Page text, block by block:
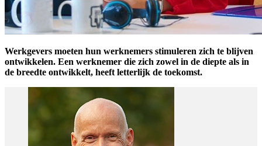
Werkgevers moeten hun werknemers stimuleren zich te blijven
ontwikkelen. Een werknemer die zich zowel in de diepte als in
de breedte ontwikkelt, heeft letterlijk de toekomst.